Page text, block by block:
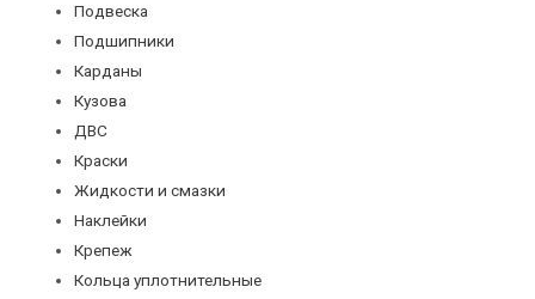
Подвеска
Подшипники
Карданы
Кузова
ДВС
Краски
Жидкости и смазки
Наклейки
Крепеж
Кольца уплотнительные